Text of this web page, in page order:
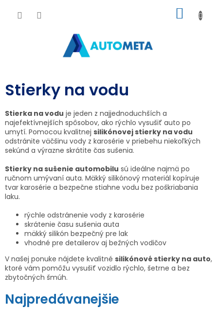
KOŠÍK
Stierky na vodu
Stierka na vodu je jeden z najjednoduchších a
najefektívnejších spôsobov, ako rýchlo vysušiť auto po
umytí. Pomocou kvalitnej silikónovej stierky na vodu
odstránite väčšinu vody z karosérie v priebehu niekoľkých
sekúnd a výrazne skrátite čas sušenia.
Stierky na sušenie automobilu sú ideálne najmä po
ručnom umývaní auta. Mäkký silikónový materiál kopíruje
tvar karosérie a bezpečne stiahne vodu bez poškriabania
laku.
rýchle odstránenie vody z karosérie
skrátenie času sušenia auta
mäkký silikón bezpečný pre lak
vhodné pre detailerov aj bežných vodičov
V našej ponuke nájdete kvalitné silikónové stierky na auto,
ktoré vám pomôžu vysušiť vozidlo rýchlo, šetrne a bez
zbytočných šmúh.
Najpredávanejšie